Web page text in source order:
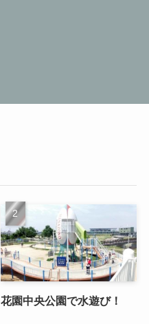
花園中央公園で水遊び！